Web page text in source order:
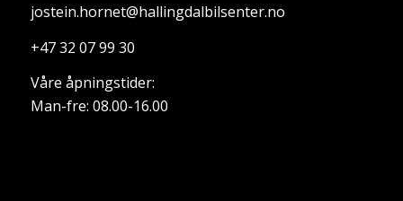
jostein.hornet@hallingdalbilsenter.no
+47 32 07 99 30
Våre åpningstider:
Man-fre: 08.00-16.00